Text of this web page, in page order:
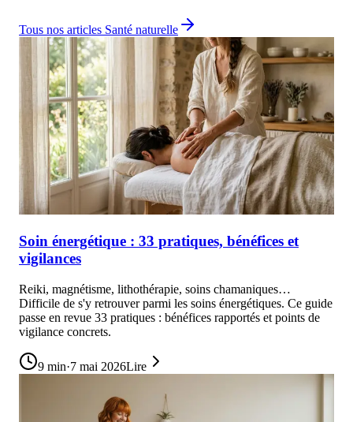
Tous nos articles Santé naturelle
Soin énergétique : 33 pratiques, bénéfices et
vigilances
Reiki, magnétisme, lithothérapie, soins chamaniques…
Difficile de s'y retrouver parmi les soins énergétiques. Ce guide
passe en revue 33 pratiques : bénéfices rapportés et points de
vigilance concrets.
9 min·7 mai 2026Lire